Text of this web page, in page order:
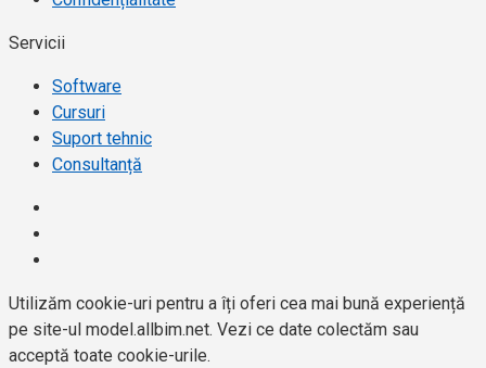
Servicii
Software
Cursuri
Suport tehnic
Consultanță
Utilizăm cookie-uri pentru a îți oferi cea mai bună experiență
pe site-ul model.allbim.net. Vezi ce date colectăm sau
acceptă toate cookie-urile.